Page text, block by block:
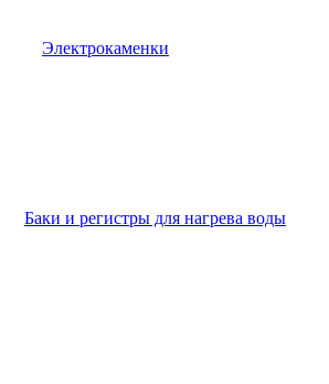
Электрокаменки
Баки и регистры для нагрева воды